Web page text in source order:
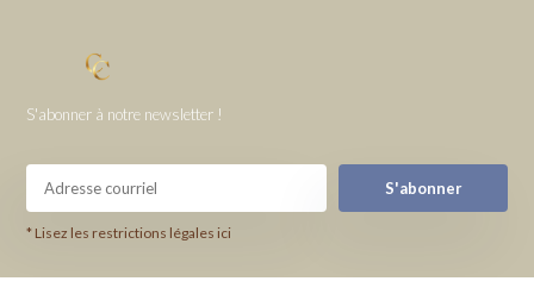
S'abonner à notre newsletter !
S'abonner
* Lisez les restrictions légales ici